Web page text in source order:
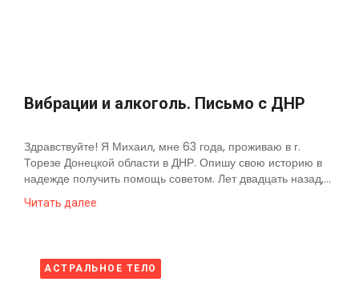
Вибрации и алкоголь. Письмо с ДНР
Здравствуйте! Я Михаил, мне 63 года, проживаю в г.
Торезе Донецкой области в ДНР. Опишу свою историю в
надежде получить помощь советом. Лет двадцать назад,...
Читать далее
АСТРАЛЬНОЕ ТЕЛО